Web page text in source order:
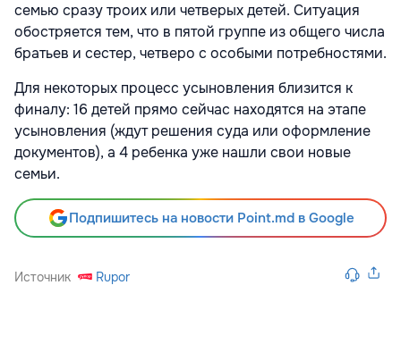
семью сразу троих или четверых детей. Ситуация
обостряется тем, что в пятой группе из общего числа
братьев и сестер, четверо с особыми потребностями.
Для некоторых процесс усыновления близится к
финалу: 16 детей прямо сейчас находятся на этапе
усыновления (ждут решения суда или оформление
документов), а 4 ребенка уже нашли свои новые
семьи.
Подпишитесь на новости Point.md в Google
Источник Rupor